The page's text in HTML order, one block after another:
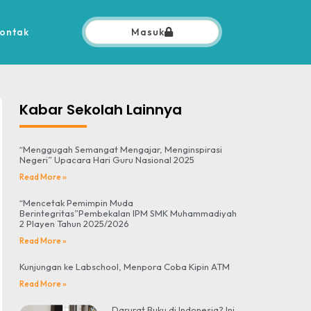
Masuk
Kabar Sekolah Lainnya
“Menggugah Semangat Mengajar, Menginspirasi
Negeri” Upacara Hari Guru Nasional 2025
Read More »
“Mencetak Pemimpin Muda
Berintegritas”Pembekalan IPM SMK Muhammadiyah
2 Playen Tahun 2025/2026
Read More »
Kunjungan ke Labschool, Menpora Coba Kipin ATM
Read More »